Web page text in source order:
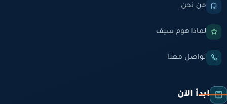
من نحن
لماذا هوم سيف
تواصل معنا
ابدأ الآن